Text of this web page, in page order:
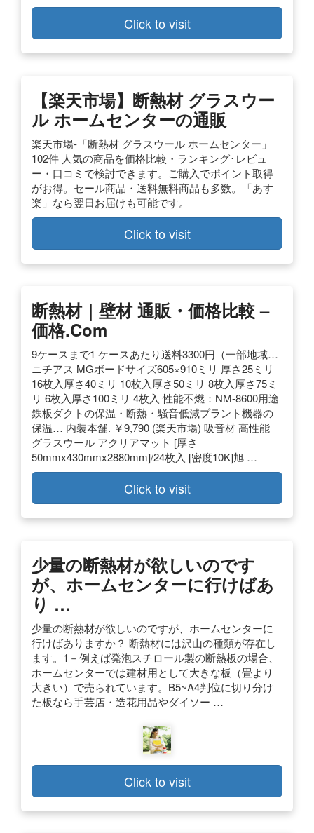
Click to visit
【楽天市場】断熱材 グラスウー
ル ホームセンターの通販
楽天市場-「断熱材 グラスウール ホームセンター」
102件 人気の商品を価格比較・ランキング･レビュ
ー・口コミで検討できます。ご購入でポイント取得
がお得。セール商品・送料無料商品も多数。「あす
楽」なら翌日お届けも可能です。
Click to visit
断熱材｜壁材 通販・価格比較 –
価格.com
9ケースまで1 ケースあたり送料3300円（一部地域…
ニチアス MGボードサイズ605×910ミリ 厚さ25ミリ
16枚入厚さ40ミリ 10枚入厚さ50ミリ 8枚入厚さ75ミ
リ 6枚入厚さ100ミリ 4枚入 性能不燃：NM-8600用途
鉄板ダクトの保温・断熱・騒音低減プラント機器の
保温… 内装本舗. ￥9,790 (楽天市場) 吸音材 高性能
グラスウール アクリアマット [厚さ
50mmx430mmx2880mm]/24枚入 [密度10K]旭 …
Click to visit
少量の断熱材が欲しいのです
が、ホームセンターに行けばあ
り …
少量の断熱材が欲しいのですが、ホームセンターに
行けばありますか？ 断熱材には沢山の種類が存在し
ます。1－例えば発泡スチロール製の断熱板の場合、
ホームセンターでは建材用として大きな板（畳より
大きい）で売られています。B5~A4判位に切り分け
た板なら手芸店・造花用品やダイソー …
Click to visit